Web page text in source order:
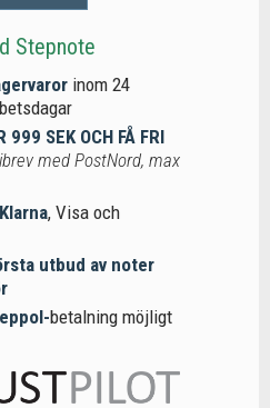
Stepnote
inom 24
999 SEK OCH FÅ FRI
med PostNord, max
, Visa och
utbud av noter
betalning möjligt